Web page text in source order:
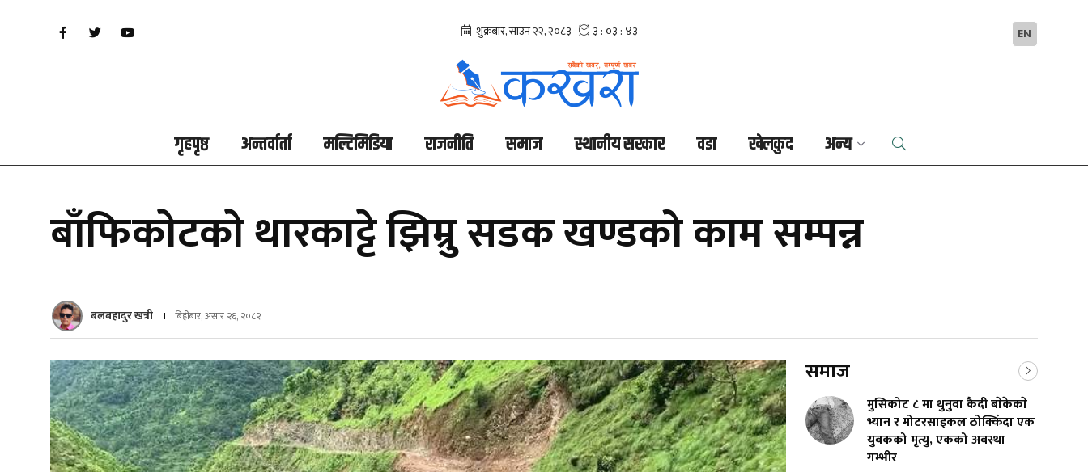
EN
गृहपृष्ठ अन्तर्वार्ता मल्टिमिडिया राजनीति समाज स्थानीय सरकार वडा खेलकुद अन्य
बाँफिकाेटकाे थारकाट्टे झिम्रु सडक खण्डको काम सम्पन्न
बलबहादुर खत्री बिहीबार, असार २६, २०८२
समाज
मुसिकोट ८ मा थुनुवा कैदी बाेकेकाे
भ्यान र मोटरसाइकल ठोक्किँदा एक
युवकको मृत्यु, एकको अवस्था
गम्भीर